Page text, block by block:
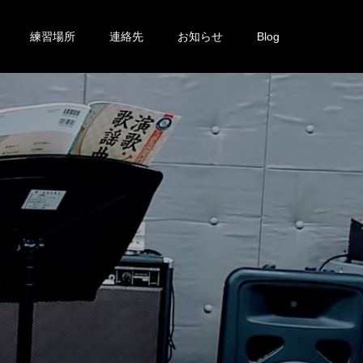
練習場所 連絡先 お知らせ Blog
投稿